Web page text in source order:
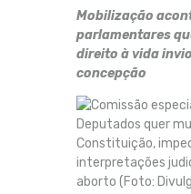
Mobilização
parlamentares
direito à vida
concepção